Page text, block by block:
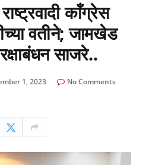
काँग्रेस
वतीने; जामखेड
साजरे..
1, 2023
No Comments